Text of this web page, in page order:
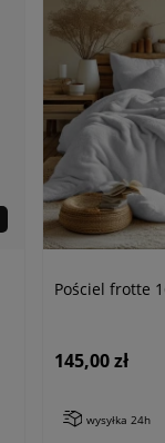
Pościel frotte
145,00 zł
wysyłka 24h